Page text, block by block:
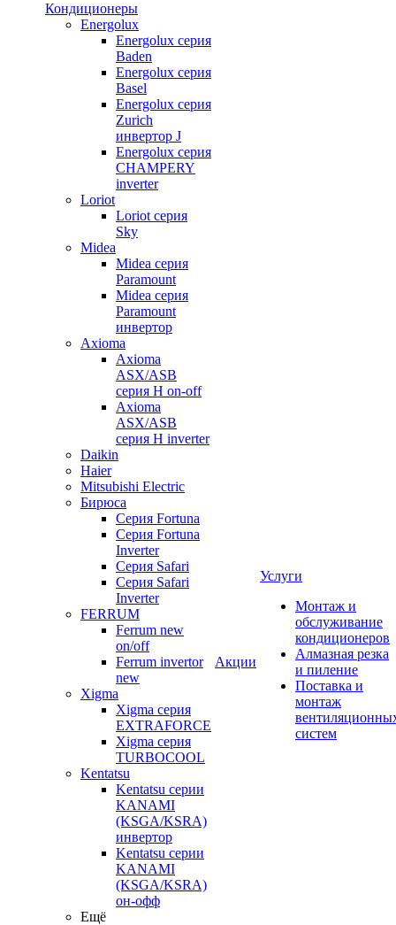
Кондиционеры
Energolux
Energolux серия
Baden
Energolux серия
Basel
Energolux серия
Zurich
инвертор J
Energolux серия
CHAMPERY
inverter
Loriot
Loriot серия
Sky
Midea
Midea серия
Paramount
Midea серия
Paramount
инвертор
Axioma
Axioma
ASX/ASB
серия Н on-off
Axioma
ASX/ASB
серия Н inverter
Daikin
Haier
Mitsubishi Electric
Бирюса
Серия Fortuna
Серия Fortuna
Inverter
Серия Safari
Серия Safari
Inverter
FERRUM
Ferrum new
on/off
Ferrum invertor
new
Xigma
Xigma серия
EXTRAFORCE
Xigma серия
TURBOCOOL
Kentatsu
Kentatsu серии
KANAMI
(KSGA/KSRA)
инвертор
Kentatsu серии
KANAMI
(KSGA/KSRA)
он-офф
Ещё
Акции
Услуги
Монтаж и
обслуживание
кондиционеров
Алмазная резка
и пиление
Поставка и
монтаж
систем